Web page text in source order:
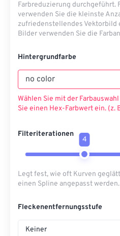
Farbreduzierung durchgeführt.
verwenden Sie die kleinste
zufriedenstellendes Vektorbild
Bilder verwenden Sie die
Hintergrundfarbe
Wählen Sie mit der
Sie einen Hex-Farbwert ein. (z.
Filteriterationen
4
Legt fest, wie oft Kurven
einen Spline angepasst
Fleckenentfernungsstufe
Keiner